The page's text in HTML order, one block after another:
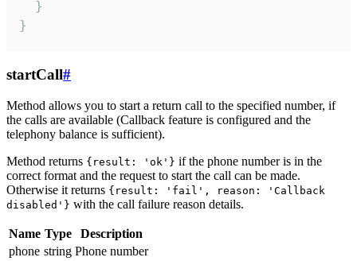
  }
}
startCall#
Method allows you to start a return call to the specified number, if
the calls are available (Callback feature is configured and the
telephony balance is sufficient).
Method returns {result: 'ok'} if the phone number is in the
correct format and the request to start the call can be made.
Otherwise it returns {result: 'fail', reason: 'Callback
disabled'} with the call failure reason details.
Name Type
Description
phone string Phone number